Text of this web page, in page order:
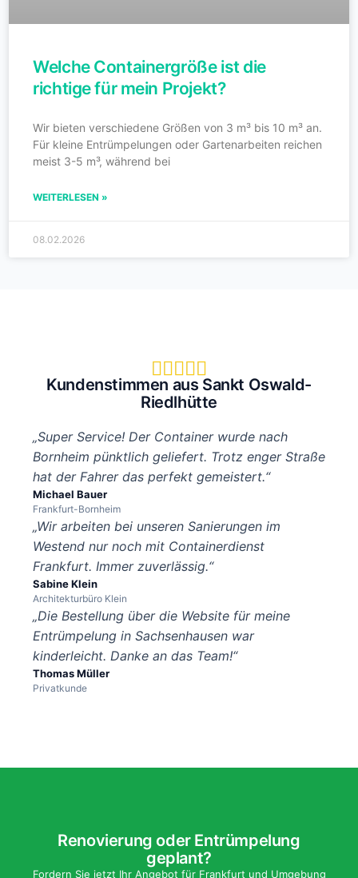
Welche Containergröße ist die
richtige für mein Projekt?
Wir bieten verschiedene Größen von 3 m³ bis 10 m³ an.
Für kleine Entrümpelungen oder Gartenarbeiten reichen
meist 3-5 m³, während bei
WEITERLESEN »
08.02.2026
    
Kundenstimmen aus Sankt Oswald-
Riedlhütte
„Super Service! Der Container wurde nach
Bornheim pünktlich geliefert. Trotz enger Straße
hat der Fahrer das perfekt gemeistert.“
Michael Bauer
Frankfurt-Bornheim
„Wir arbeiten bei unseren Sanierungen im
Westend nur noch mit Containerdienst
Frankfurt. Immer zuverlässig.“
Sabine Klein
Architekturbüro Klein
„Die Bestellung über die Website für meine
Entrümpelung in Sachsenhausen war
kinderleicht. Danke an das Team!“
Thomas Müller
Privatkunde
Renovierung oder Entrümpelung
geplant?
Fordern Sie jetzt Ihr Angebot für Frankfurt und Umgebung